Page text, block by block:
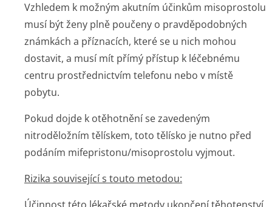
Vzhledem k možným akutním účinkům misoprostolu
musí být ženy plně poučeny o pravděpodobných
známkách a příznacích, které se u nich mohou
dostavit, a musí mít přímý přístup k léčebnému
centru prostřednictvím telefonu nebo v místě
pobytu.
Pokud dojde k otěhotnění se zavedeným
nitroděložním tělískem, toto tělísko je nutno před
podáním mifepristonu/mi­soprostolu vyjmout.
Rizika související s touto metodou: